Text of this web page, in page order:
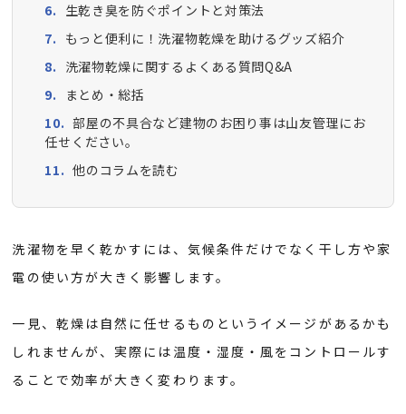
生乾き臭を防ぐポイントと対策法
もっと便利に！洗濯物乾燥を助けるグッズ紹介
洗濯物乾燥に関するよくある質問Q&A
まとめ・総括
部屋の不具合など建物のお困り事は山友管理にお
任せください。
他のコラムを読む
洗濯物を早く乾かすには、気候条件だけでなく干し方や家
電の使い方が大きく影響します。
一見、乾燥は自然に任せるものというイメージがあるかも
しれませんが、実際には温度・湿度・風をコントロールす
ることで効率が大きく変わります。